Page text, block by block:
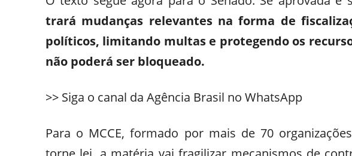
trará mudanças relevantes na forma de
políticos, limitando multas e protegendo os
não poderá ser bloqueado.
>> Siga o canal da Agência Brasil no WhatsApp
Para o MCCE, formado por mais de 70